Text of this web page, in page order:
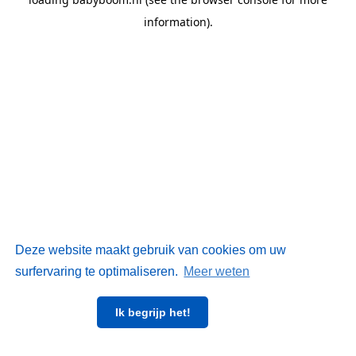
Deze website maakt gebruik van cookies om uw
surfervaring te optimaliseren. Meer weten
Ik begrijp het!
information).